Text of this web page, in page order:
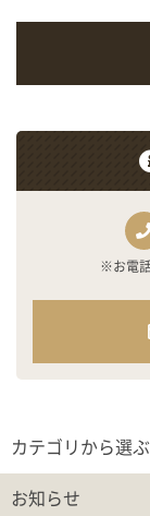
※お電
カテゴリから選ぶ
お知らせ